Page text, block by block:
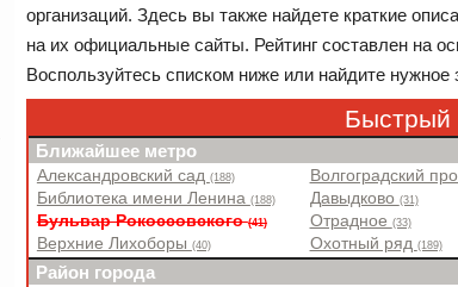
организаций. Здесь вы также найдете краткие
на их официальные сайты. Рейтинг составлен на
Воспользуйтесь списком ниже или найдите нужное
Быстрый
Ближайшее метро
Александровский сад (188)
Библиотека имени Ленина (188)
Бульвар Рокоссовского(41)
Верхние Лихоборы (40)
Волгоградский
Давыдково (31)
Отрадное (33)
Охотный ряд (189)
Район города